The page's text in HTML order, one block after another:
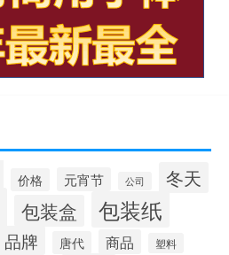
价格 元宵节 公司 冬天
包装盒 包装纸
品牌 唐代 商品 塑料